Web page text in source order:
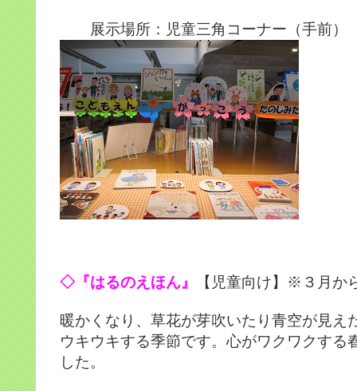
展示場所：児童三角コーナー（手前）
◇『はるのえほん』 【児童向け】※３月か
暖かくなり、草花が芽吹いたり青空が見え
ウキウキする季節です。心がワクワクする
した。